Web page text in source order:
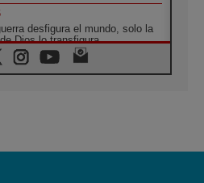
desfigura el mundo, solo la
Dios lo transfigura
la Trienal de Arte de las